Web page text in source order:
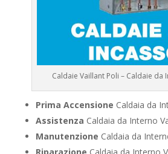
Caldaie Vaillant Poli – Caldaie da
Prima Accensione Caldaia da
Assistenza Caldaia da Interno
Manutenzione Caldaia da